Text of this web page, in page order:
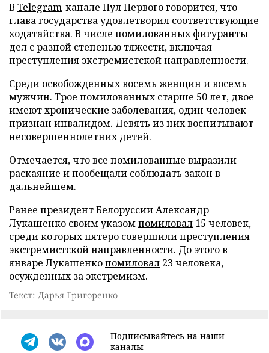
В Telegram-канале Пул Первого говорится, что
глава государства удовлетворил соответствующие
ходатайства. В числе помилованных фигуранты
дел с разной степенью тяжести, включая
преступления экстремистской направленности.
Среди освобожденных восемь женщин и восемь
мужчин. Трое помилованных старше 50 лет, двое
имеют хронические заболевания, один человек
признан инвалидом. Девять из них воспитывают
несовершеннолетних детей.
Отмечается, что все помилованные выразили
раскаяние и пообещали соблюдать закон в
дальнейшем.
Ранее президент Белоруссии Александр
Лукашенко своим указомпомиловал 15 человек,
среди которых пятеро совершили преступления
экстремистской направленности. До этого в
январе Лукашенкопомиловал 23 человека,
осужденных за экстремизм.
Текст: Дарья Григоренко
Подписывайтесь на наши
каналы